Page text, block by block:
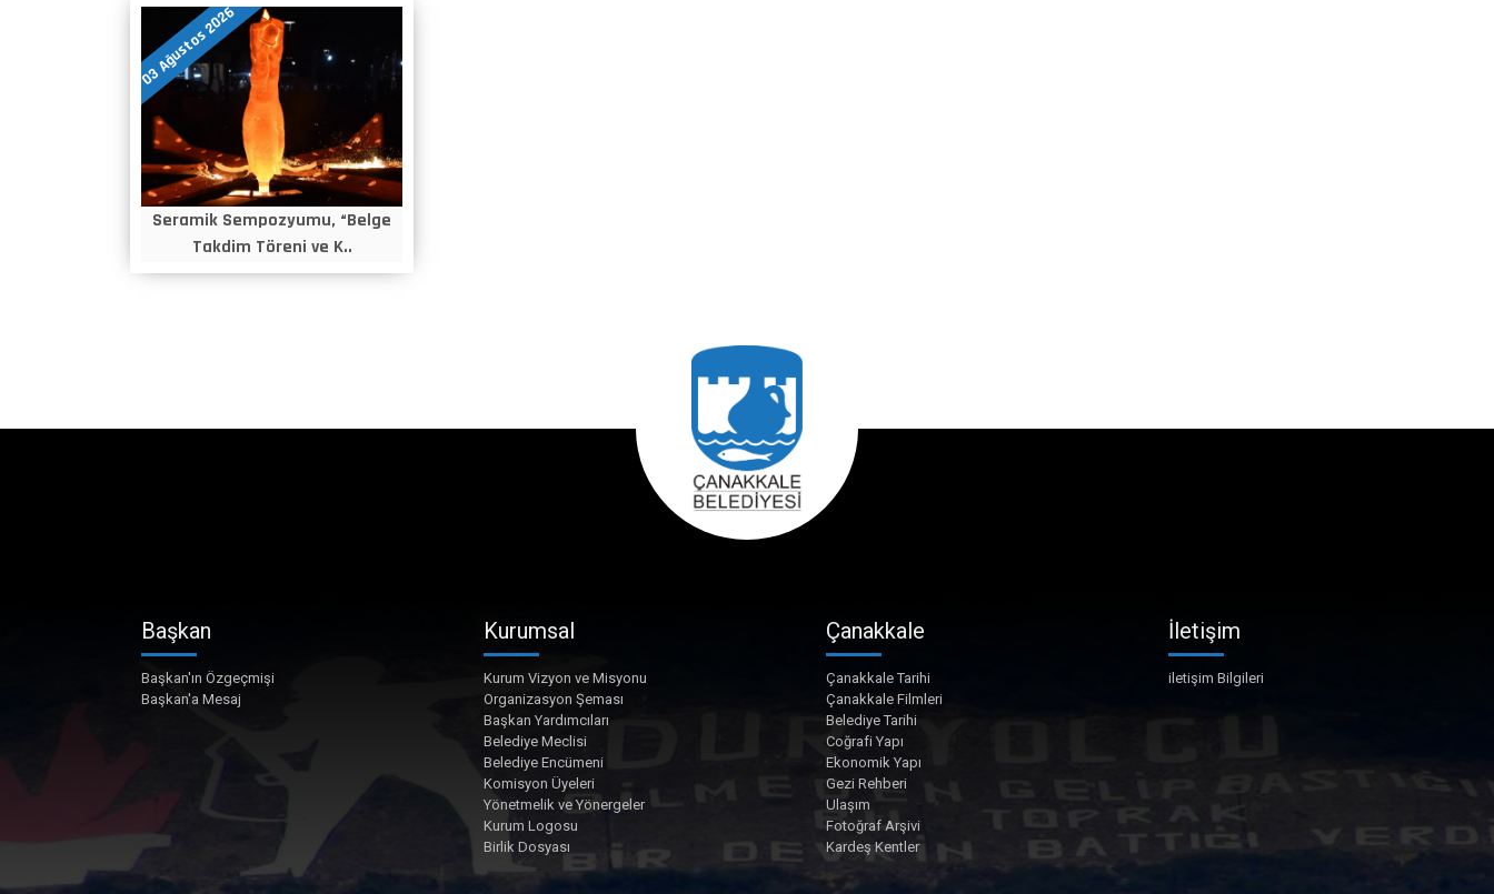
03 Ağustos 2026
Seramik Sempozyumu, “Belge
Takdim Töreni ve K..
Başkan
Başkan'ın Özgeçmişi
Başkan'a Mesaj
Kurumsal
Kurum Vizyon ve Misyonu
Organizasyon Şeması
Başkan Yardımcıları
Belediye Meclisi
Belediye Encümeni
Komisyon Üyeleri
Yönetmelik ve Yönergeler
Kurum Logosu
Birlik Dosyası
Çanakkale
Çanakkale Tarihi
Çanakkale Filmleri
Belediye Tarihi
Coğrafi Yapı
Ekonomik Yapı
Gezi Rehberi
Ulaşım
Fotoğraf Arşivi
Kardeş Kentler
İletişim
iletişim Bilgileri